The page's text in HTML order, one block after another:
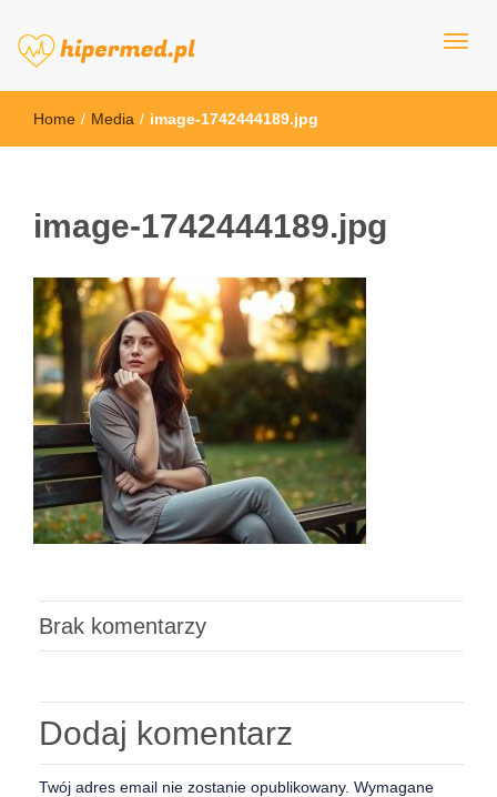
hipermed.pl
Home / Media / image-1742444189.jpg
image-1742444189.jpg
Brak komentarzy
Dodaj komentarz
Twój adres email nie zostanie opublikowany. Wymagane